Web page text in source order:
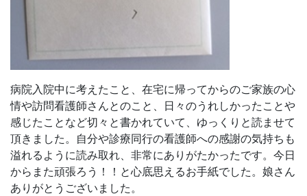
病院入院中に考えたこと、在宅に帰ってからのご家族の心
情や訪問看護師さんとのこと、日々のうれしかったことや
感じたことなど切々と書かれていて、ゆっくりと読ませて
頂きました。自分や診療同行の看護師への感謝の気持ちも
溢れるように読み取れ、非常にありがたかったです。今日
からまた頑張ろう！！と心底思えるお手紙でした。娘さん
ありがとうございました。